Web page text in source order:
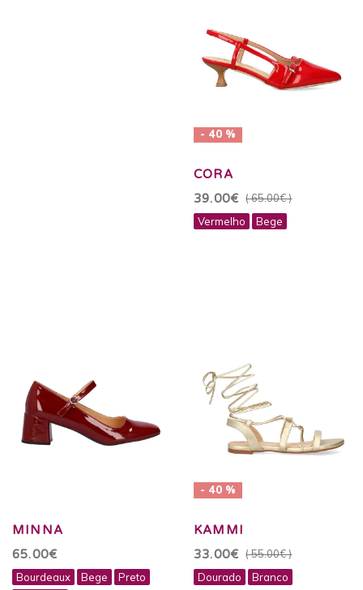
- 40 %
CORA
39.00€ ( 65.00€ )
Vermelho
Bege
MINNA
65.00€
Bourdeaux Bege Preto
- 40 %
KAMMI
33.00€ ( 55.00€ )
Dourado
Branco